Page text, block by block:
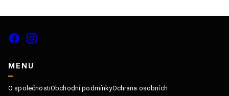
MENU
O společnostiObchodní podmínkyOchrana osobních